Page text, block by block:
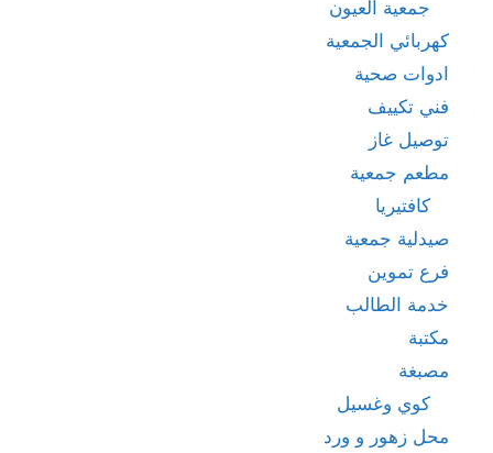
جمعية العيون
كهربائي الجمعية
ادوات صحية
فني تكييف
توصيل غاز
مطعم جمعية
كافتيريا
صيدلية جمعية
فرع تموين
خدمة الطالب
مكتبة
مصبغة
كوي وغسيل
محل زهور و ورد